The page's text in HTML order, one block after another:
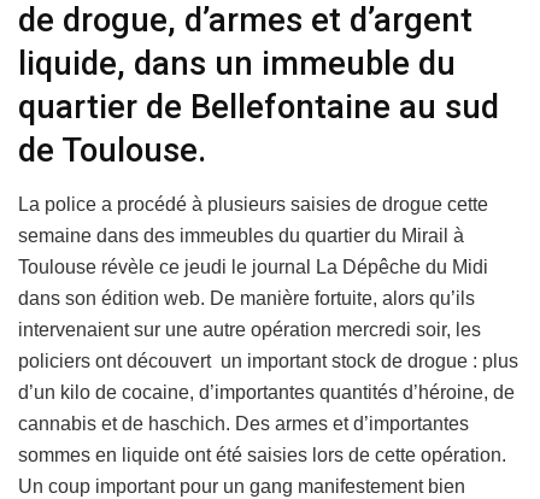
de drogue, d’armes et d’argent
liquide, dans un immeuble du
quartier de Bellefontaine au sud
de Toulouse.
La police a procédé à plusieurs saisies de drogue cette
semaine dans des immeubles du quartier du Mirail à
Toulouse révèle ce jeudi le journal La Dépêche du Midi
dans son édition web. De manière fortuite, alors qu’ils
intervenaient sur une autre opération mercredi soir, les
policiers ont découvert un important stock de drogue : plus
d’un kilo de cocaine, d’importantes quantités d’héroine, de
cannabis et de haschich. Des armes et d’importantes
sommes en liquide ont été saisies lors de cette opération.
Un coup important pour un gang manifestement bien